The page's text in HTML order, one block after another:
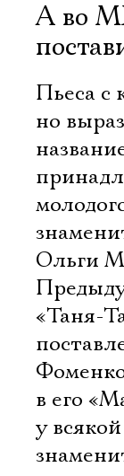
А во
Пьеса с
но
Ольги
«Таня-
в его
у